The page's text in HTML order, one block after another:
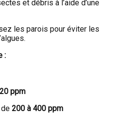
et débris à l’aide d’une
les parois pour éviter les
:
ppm
200 à 400 ppm